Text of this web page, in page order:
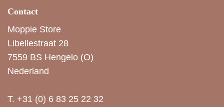
Contact
Moppie Store
Libellestraat 28
7559 BS Hengelo (O)
Nederland
T. +31 (0) 6 83 25 22 32